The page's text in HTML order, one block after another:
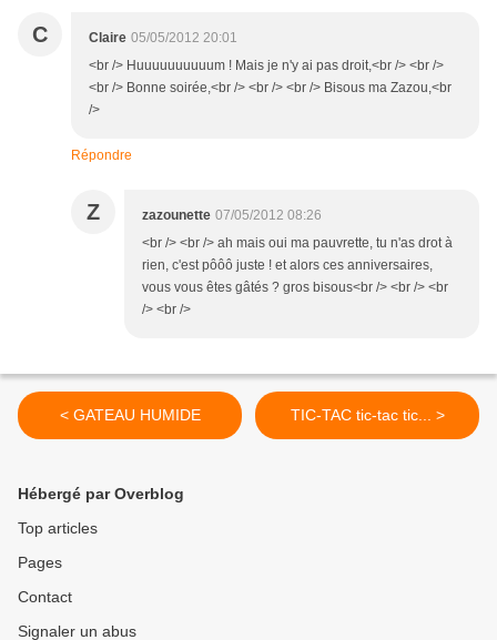
C Claire 05/05/2012 20:01
<br /> Huuuuuuuuuum ! Mais je n'y ai pas droit,<br /> <br />
<br /> Bonne soirée,<br /> <br /> <br /> Bisous ma Zazou,<br
/>
Répondre
Z zazounette 07/05/2012 08:26
<br /> <br /> ah mais oui ma pauvrette, tu n'as drot à
rien, c'est pôôô juste ! et alors ces anniversaires,
vous vous êtes gâtés ? gros bisous<br /> <br /> <br
/> <br />
< GATEAU HUMIDE TIC-TAC tic-tac tic... >
Hébergé par Overblog
Top articles
Pages
Contact
Signaler un abus